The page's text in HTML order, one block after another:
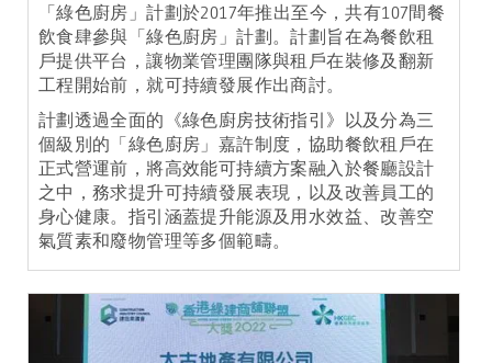
「綠色廚房」計劃於2017年推出至今，共有107間餐
飲食肆參與「綠色廚房」計劃。計劃旨在為餐飲租
戶提供平台，讓物業管理團隊與租戶在裝修及翻新
工程開始前，就可持續發展作出商討。
計劃透過全面的《綠色廚房技術指引》以及分為三
個級別的「綠色廚房」嘉許制度，協助餐飲租戶在
正式營運前，將高效能可持續方案融入於餐廳設計
之中，務求提升可持續發展表現，以及改善員工的
身心健康。指引涵蓋提升能源及用水效益、改善空
氣質素和廢物管理等多個範疇。